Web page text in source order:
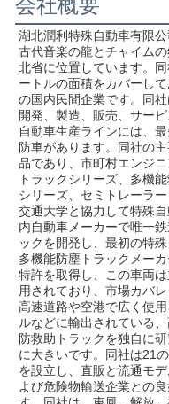
会社概要
湖北潤利特殊自動車有限
古代音楽の龍とチャイム
北省に位置しています。
ートルの面積をカバーし
の国内民間企業です。同
開発、製造、販売、サー
自動車生産ラインには、
防車があります。同社の
品であり、市町村エンジ
トラックシリーズ、多機
シリーズ、セミトレーラ
交通大学と協力して特殊
内自動車メーカーで唯一
ックを開発し、最初の特
多機能防塵トラックメー
特許を取得し、この車両
用されており、市場カバ
高速道路や空港で広く使
ルなどに輸出されている
防救助トラックを独自に
に大きいです。同社は21
を設立し、直販と流通モ
よび危険物輸送企業との